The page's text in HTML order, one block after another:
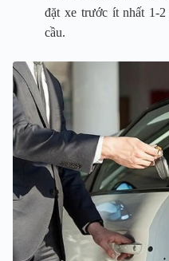
đặt xe trước ít nhất 1-
cầu.